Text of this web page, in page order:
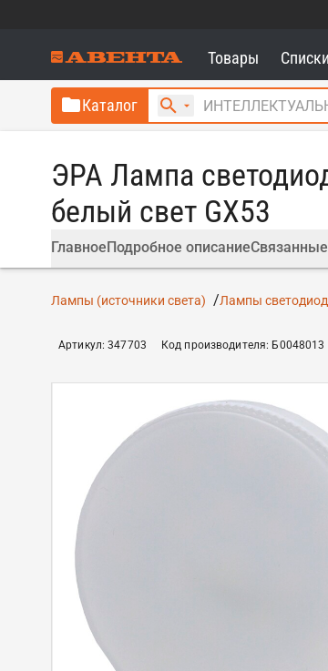
Товары Списки
Каталог
ЭРА Лампа
белый свет GX53
ГлавноеПодробное описание
Лампы (источники света) Лампы
Артикул:347703 Код производителя: Б0048013